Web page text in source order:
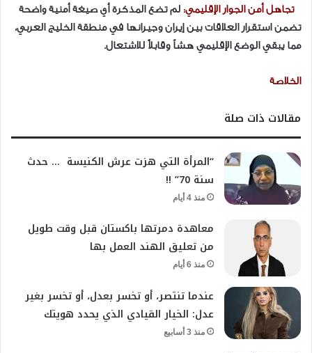
​تجاهل أمن الجوار الإقليمي: لم تضع المذكرة أي صيغة أمنية واضحة
تضمن استقرار العلاقات بين إيران وجيرانها في منطقة الخليج العربي،
مما يبقي الوضع الإقليمي هشاً وقابلاً للاشتعال.
الخلاصة
مقالات ذات صلة
“المرأة التي هزت عرش الكنيسة … حدث
سنة 70” !!
منذ 4 أيام
معاهدة دمرتها باكستان قبل وقت طويل
من تعليق الهند العمل بها
منذ 6 أيام
عندما تنتصر، أو تخسر بعدل، أو تخسر بغير
عدل: الخيار القيادي الذي يحدد هويتك
منذ 3 أسابيع